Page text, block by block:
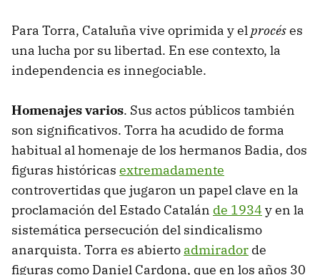
Para Torra, Cataluña vive oprimida y elprocéses
una lucha por su libertad. En ese contexto, la
independencia es innegociable.
Homenajes varios. Sus actos públicos también
son significativos. Torra ha acudido de forma
habitual al homenaje de los hermanos Badia, dos
figuras históricas extremadamente
controvertidas que jugaron un papel clave en la
proclamación del Estado Catalán de 1934 y en la
sistemática persecución del sindicalismo
anarquista. Torra es abierto admirador de
figuras como Daniel Cardona, que en los años 30